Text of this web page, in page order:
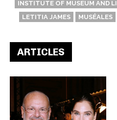
INSTITUTE OF MUSEUM AND
LETITIA JAMES
MUSÉALES
ARTICLES